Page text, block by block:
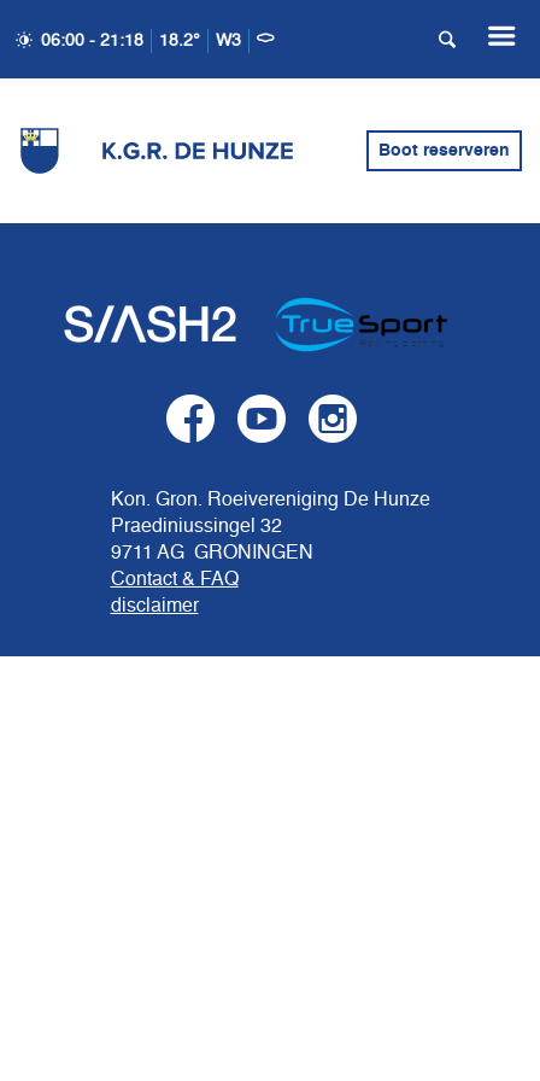
06:00 - 21:18 18.2° W3
Boot reserveren
Kon. Gron. Roeivereniging De Hunze
Praediniussingel 32
9711 AG GRONINGEN
Contact & FAQ
disclaimer